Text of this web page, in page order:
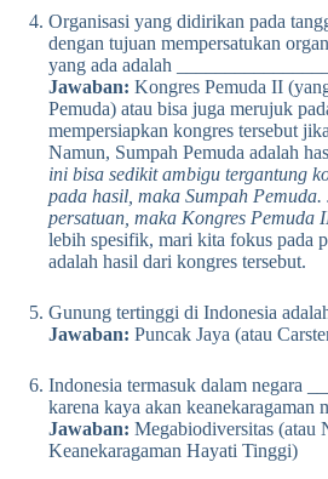
Organisasi yang didirikan pada
dengan tujuan mempersatukan
yang ada adalah
Jawaban: Kongres Pemuda II
Pemuda) atau bisa juga merujuk
mempersiapkan kongres tersebut
Namun, Sumpah Pemuda adalah
ini bisa sedikit ambigu tergantung
pada hasil, maka Sumpah
persatuan, maka Kongres Pemuda
lebih spesifik, mari kita fokus pada
adalah hasil dari kongres tersebut.
Gunung tertinggi di Indonesia
Jawaban: Puncak Jaya (atau
Indonesia termasuk dalam negara
karena kaya akan keanekaragaman
Jawaban: Megabiodiversitas (atau
Keanekaragaman Hayati Tinggi)